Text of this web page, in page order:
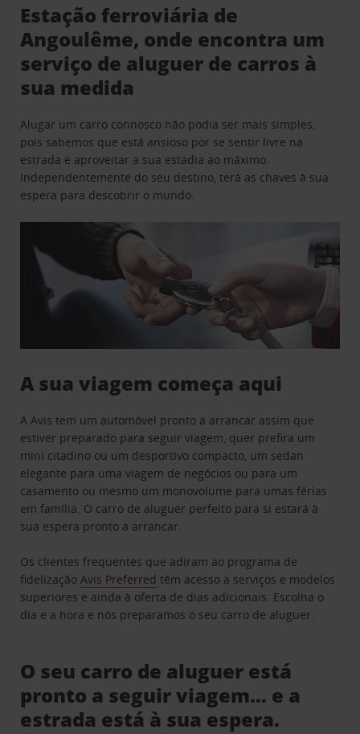
Estação ferroviária de
Angoulême, onde encontra um
serviço de aluguer de carros à
sua medida
Alugar um carro connosco não podia ser mais simples,
pois sabemos que está ansioso por se sentir livre na
estrada e aproveitar a sua estadia ao máximo.
Independentemente do seu destino, terá as chaves à sua
espera para descobrir o mundo.
A sua viagem começa aqui
A Avis tem um automóvel pronto a arrancar assim que
estiver preparado para seguir viagem, quer prefira um
mini citadino ou um desportivo compacto, um sedan
elegante para uma viagem de negócios ou para um
casamento ou mesmo um monovolume para umas férias
em família. O carro de aluguer perfeito para si estará à
sua espera pronto a arrancar.
Os clientes frequentes que adiram ao programa de
fidelizaçãoAvis Preferred têm acesso a serviços e modelos
superiores e ainda à oferta de dias adicionais. Escolha o
dia e a hora e nós preparamos o seu carro de aluguer.
O seu carro de aluguer está
pronto a seguir viagem… e a
estrada está à sua espera.